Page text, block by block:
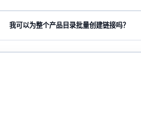
我可以为整个产品目录批量创建链接吗？